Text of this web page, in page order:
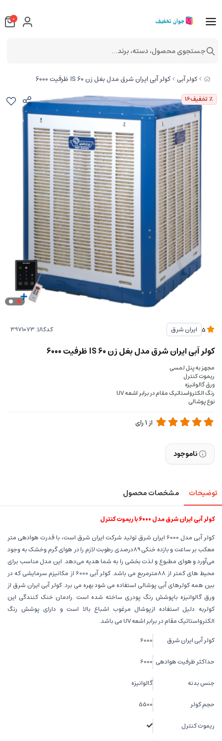
کولر آبی کولر آبی ایران شرق مدل بغل زن IS 60 ظرفیت 6000
٪ تخفیف16
ایران شرق کدکالا:
کولر آبی ایران شرق مدل بغل زن IS 60 ظرفیت 6000
مجهز به پنل لمسی
ریموت کنترل
ورق گالوانیزه
رنگ الکترواستاتیک مقام در برابر اشعه UV
نوع پوشالی
از 1رای
ناموجود
توضیحات مشخصات محصول
کولر آبی ایران شرق مدل 6000 با ریموت کنترل
کولر آبی مدل 6000 ایران شرق تولید شرکت ایران شرق است، با قدرت هوادهی متر
معکب بر ساعت و بازده خنکی 89درصدی رطوبت لازم را در هوای گرم وخشک به وجود
می‌آورد و هوای مطبوع و لذت بخشی را به شما هدیه می‌دهد. این مدل مناسب برای
محیط های کمتر از 88مترمربع می باشد. کولر آبی 6000 از مکانیزم سرمایشی که در
بین همه کولرهای آبی پوشالی استفاده می شود بهره می برد. کولر آبی ایران شرق از
ورق گالوانیزه باپوشش رنگ پودری ساخته شده است .رادمان خنک کنندگی این
کولربه دلیل استفاده ازپوشال مرغوب اشباع بالا است و دارای پوشش رنگ
الکترواستاتیک مقام در برابر اشعه UV می باشد.
کولر آبی ایران شرق
6000
حداکثر ظرفیت هوادهی 6000
جنس بدنه گالوانیزه
حجم کولر 5500
ریموت کنترل
0
جستجوی محصول، دسته، برند...